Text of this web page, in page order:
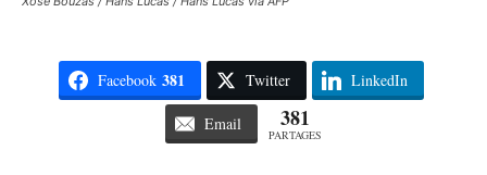
Facebook 381 Twitter LinkedIn
Email 381
PARTAGES